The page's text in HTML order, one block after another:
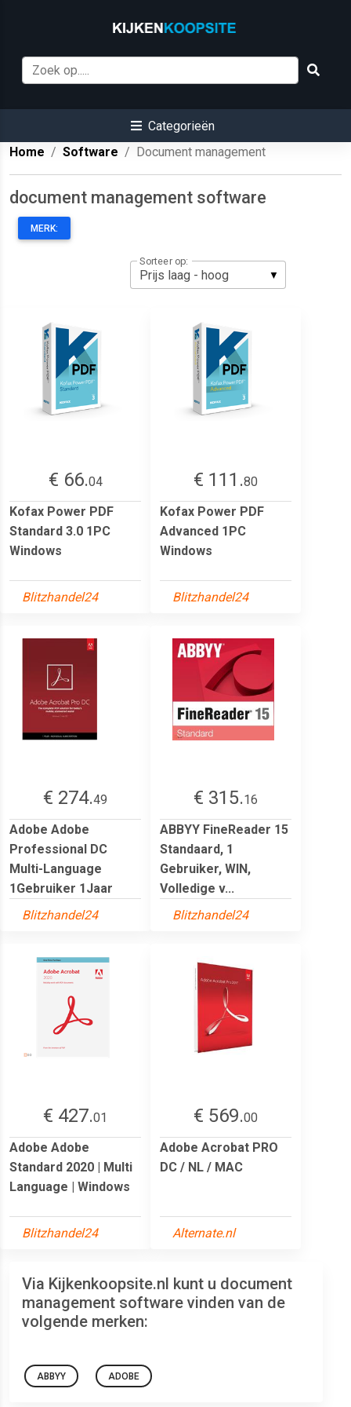
Categorieën
Home
Software Document management
document management software
MERK:
Sorteer op:
€ 66.04
Kofax Power PDF
Standard 3.0 1PC
Windows
Blitzhandel24
€ 111.80
Kofax Power PDF
Advanced 1PC
Windows
Blitzhandel24
€ 274.49
Adobe Adobe
Professional DC
Multi-Language
1Gebruiker 1Jaar
Blitzhandel24
€ 315.16
ABBYY FineReader 15
Standaard, 1
Gebruiker, WIN,
Volledige v...
Blitzhandel24
€ 427.01
Adobe Adobe
Standard 2020 | Multi
Language | Windows
Blitzhandel24
€ 569.00
Adobe Acrobat PRO
DC / NL / MAC
Alternate.nl
Via Kijkenkoopsite.nl kunt u document
management software vinden van de
volgende merken:
ABBYY ADOBE